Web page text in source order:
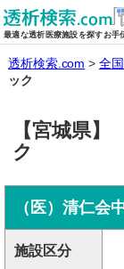
最適な透析医療施設を探すお手
透析検索.com 全
ック
【宮城県
ク
（医）清仁会
施設区分